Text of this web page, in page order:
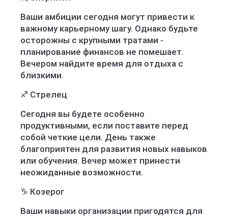
Ваши амбиции сегодня могут привести к
важному карьерному шагу. Однако будьте
осторожны с крупными тратами -
планирование финансов не помешает.
Вечером найдите время для отдыха с
близкими.
♐️ Стрелец
Сегодня вы будете особенно
продуктивными, если поставите перед
собой четкие цели. День также
благоприятен для развития новых навыков
или обучения. Вечер может принести
неожиданные возможности.
♑️ Козерог
Ваши навыки организации пригодятся для